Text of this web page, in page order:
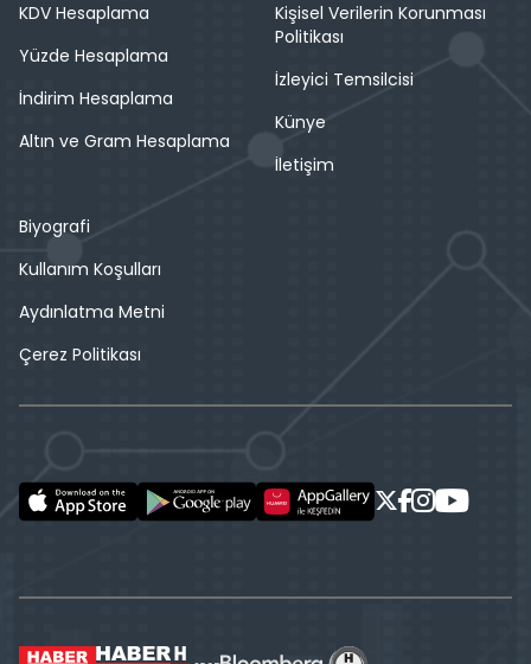
KDV Hesaplama
Yüzde Hesaplama
İndirim Hesaplama
Altın ve Gram Hesaplama
Kişisel Verilerin Korunması
Politikası
İzleyici Temsilcisi
Künye
İletişim
Biyografi
Kullanım Koşulları
Aydınlatma Metni
Çerez Politikası